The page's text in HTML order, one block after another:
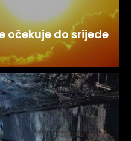
očekuje do srijede